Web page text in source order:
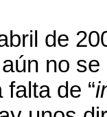
de
no
de “